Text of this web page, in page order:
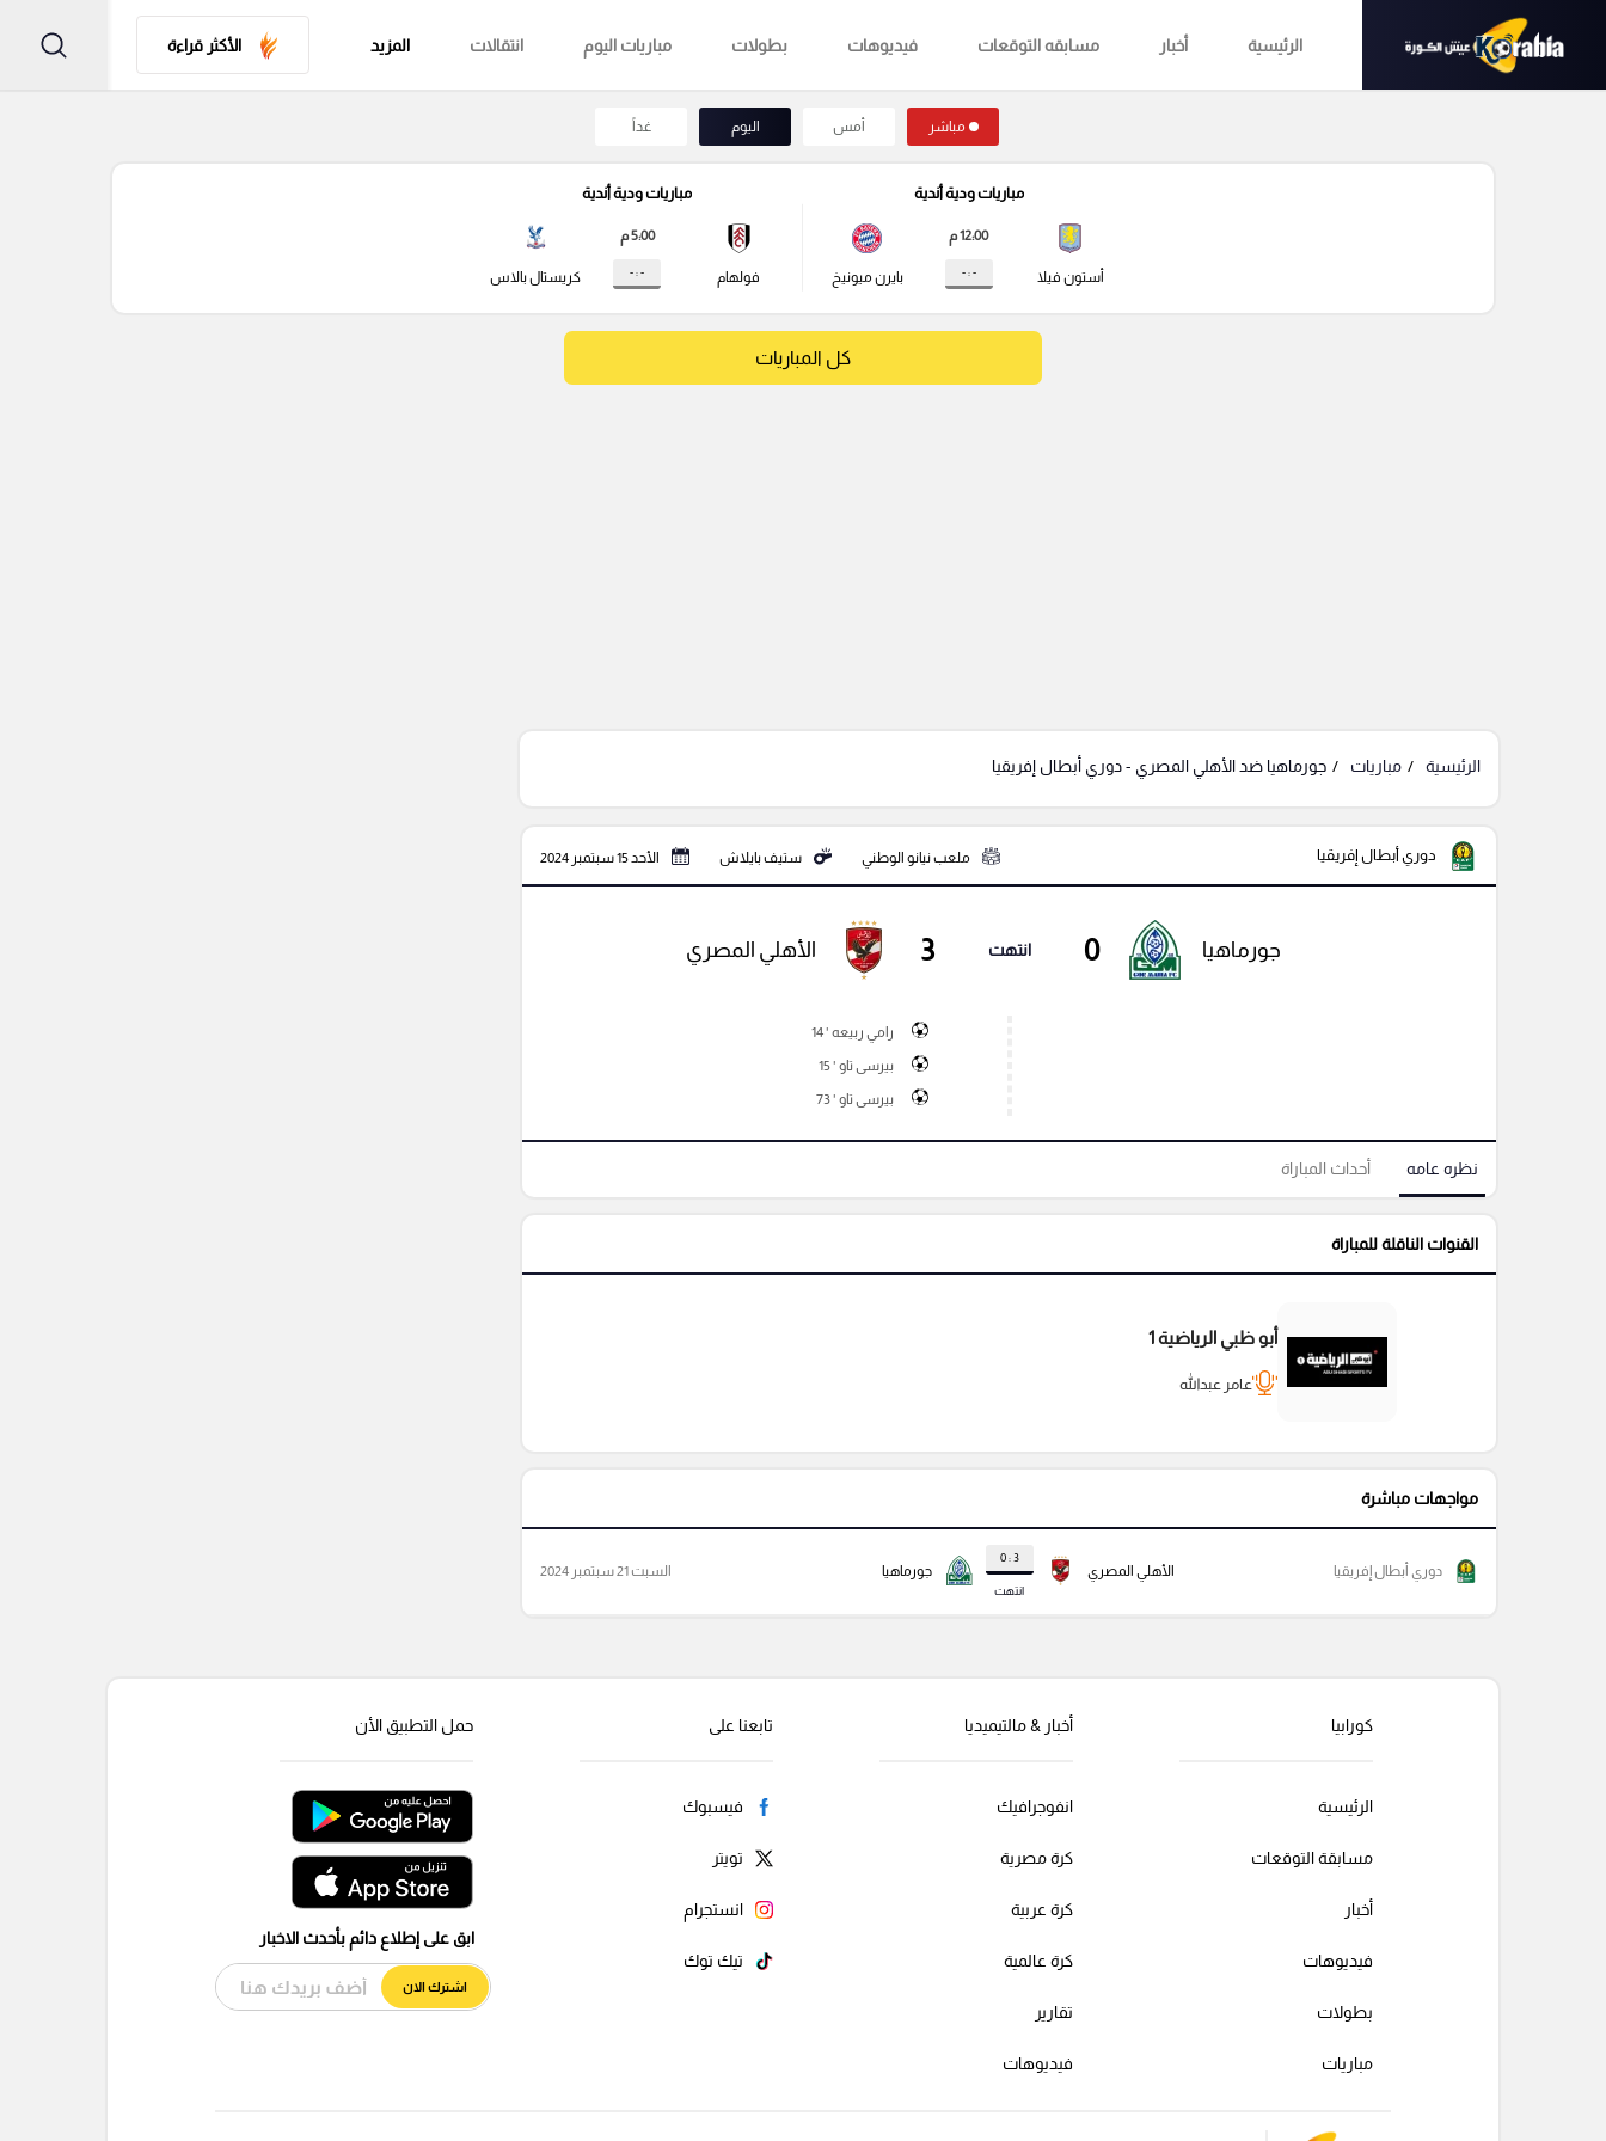
الرئيسية أخبار مسابقه التوقعات فيديوهات بطولات مباريات اليوم انتقالات المزيد الأكثر قراءة
مباشر أمس اليوم غداً
مباريات ودية أندية
أستون فيلا
12:00 م
- : - بايرن ميونيخ
مباريات ودية أندية
فولهام
5:00 م
- : - كريستال بالاس
كل المباريات
الرئيسية مباريات جورماهيا ضد الأهلي المصري - دوري أبطال إفريقيا
دوري أبطال إفريقيا ملعب نيانو الوطني ستيف بايلاش الأحد 15 سبتمبر 2024
جورماهيا 0 انتهت 3 الأهلي المصري
رامي ربيعه ' 14
بيرسى تاو ' 15
بيرسى تاو ' 73
نظره عامه أحداث المباراة
القنوات الناقلة للمباراة
أبو ظبي الرياضية 1
عامر عبدالله
مواجهات مباشرة
الأهلي المصري
3 : 0
انتهت
جورماهيا دوري أبطال إفريقيا السبت 21 سبتمبر 2024
كورابيا
الرئيسية
مسابقة التوقعات
أخبار
فيديوهات
بطولات
مباريات
أخبار & مالتيميديا
انفوجرافيك
كرة مصرية
كرة عربية
كرة عالمية
تقارير
فيديوهات
تابعنا على
فيسبوك
تويتر
انستجرام
تيك توك
حمل التطبيق الأن
ابق على إطلاع دائم بأحدث الاخبار
اشترك الان